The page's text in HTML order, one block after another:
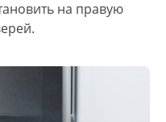
на правую